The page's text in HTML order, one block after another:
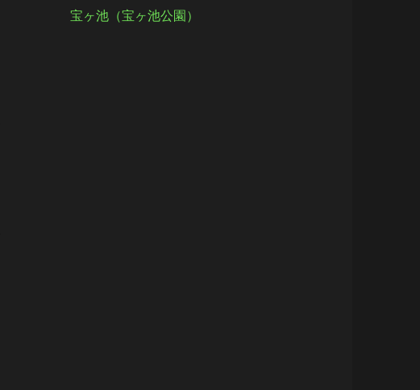
宝ヶ池（宝ヶ池公園）